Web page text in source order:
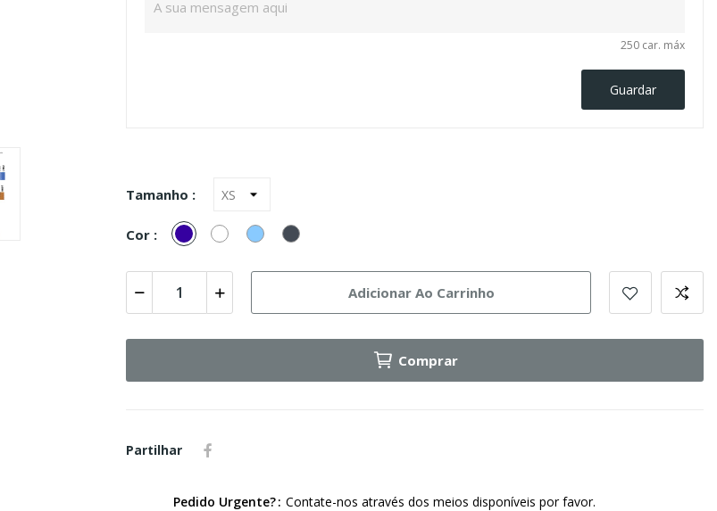
250 car. máx
Guardar
Tamanho :
Cor : MarinhoBrancoAzul
Celeste
Preto
Adicionar Ao Carrinho
Comprar
Partilhar
Pedido Urgente? Contate-nos através dos meios disponíveis por favor.